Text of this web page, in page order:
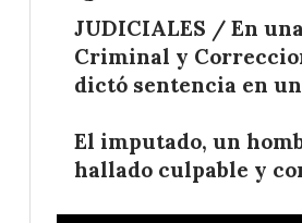
JUDICIALES / En
Criminal y
dictó sentencia en
El imputado, un
hallado culpable y